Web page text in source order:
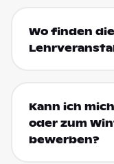
Wo finden die
Kann ich
oder zum
bewerben?